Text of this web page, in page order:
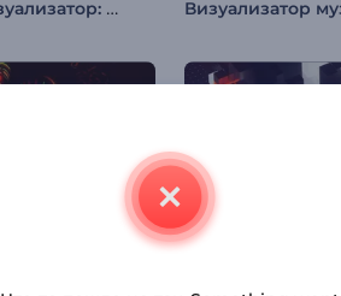
Музыкальный визуализатор: Водные просторы